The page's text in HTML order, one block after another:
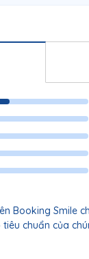
Booking Smile
chuẩn của